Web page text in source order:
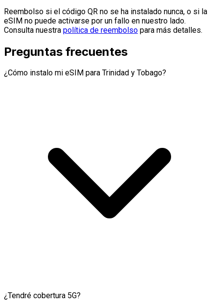
Reembolso si el código QR no se ha instalado nunca, o si la
eSIM no puede activarse por un fallo en nuestro lado.
Consulta nuestra política de reembolso para más detalles.
Preguntas frecuentes
¿Cómo instalo mi eSIM para Trinidad y Tobago?
¿Tendré cobertura 5G?